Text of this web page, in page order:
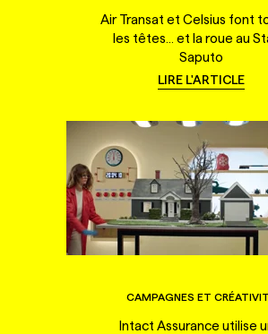
Air Transat et Celsius font
les têtes... et la roue au
Saputo
LIRE L'ARTICLE
CAMPAGNES ET
Intact Assurance utilise